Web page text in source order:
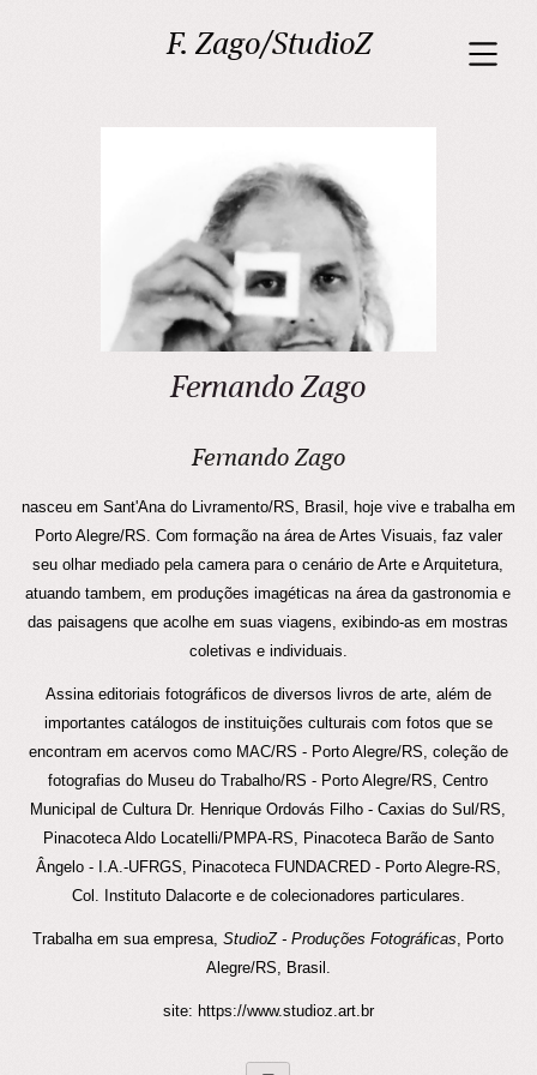
F. Zago/StudioZ
Fernando Zago
Fernando Zago
nasceu em Sant'Ana do Livramento/RS, Brasil, hoje vive e trabalha em
Porto Alegre/RS. Com formação na área de Artes Visuais, faz valer
seu olhar mediado pela camera para o cenário de Arte e Arquitetura,
atuando tambem, em produções imagéticas na área da gastronomia e
das paisagens que acolhe em suas viagens, exibindo-as em mostras
coletivas e individuais.
Assina editoriais fotográficos de diversos livros de arte, além de
importantes catálogos de instituições culturais com fotos que se
encontram em acervos como MAC/RS - Porto Alegre/RS, coleção de
fotografias do Museu do Trabalho/RS - Porto Alegre/RS, Centro
Municipal de Cultura Dr. Henrique Ordovás Filho - Caxias do Sul/RS,
Pinacoteca Aldo Locatelli/PMPA-RS, Pinacoteca Barão de Santo
Ângelo - I.A.-UFRGS, Pinacoteca FUNDACRED - Porto Alegre-RS,
Col. Instituto Dalacorte e de colecionadores particulares.
Trabalha em sua empresa,StudioZ - Produções Fotográficas , Porto
Alegre/RS, Brasil.
site: https://www.studioz.art.br